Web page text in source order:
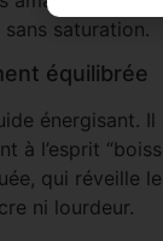
saturation.
équilibrée
à l’esprit
qui réveille
ni lourdeur.